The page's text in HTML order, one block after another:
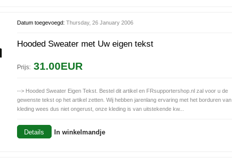
Datum toegevoegd: Thursday, 26 January 2006
Hooded Sweater met Uw eigen tekst
Prijs: 31.00EUR
--> Hooded Sweater Eigen Tekst. Bestel dit artikel en FRsupportershop.nl zal voor u de
gewenste tekst op het artikel zetten. Wij hebben jarenlang ervaring met het borduren van
kleding wees dus niet ongerust, onze kleding is van uitstekende kw...
Details In winkelmandje